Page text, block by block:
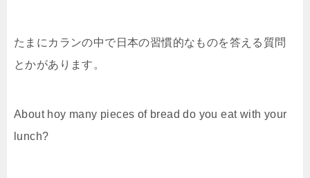
たまにカランの中で日本の習慣的なものを答える質問
とかがあります。
About hoy many pieces of bread do you eat with your
lunch?